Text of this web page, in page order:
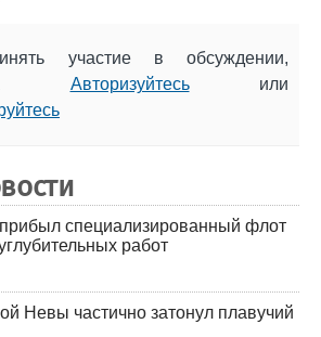
участие в обсуждении,
Авторизуйтесьили
специализированный флот
работ
Невы частично затонул плавучий